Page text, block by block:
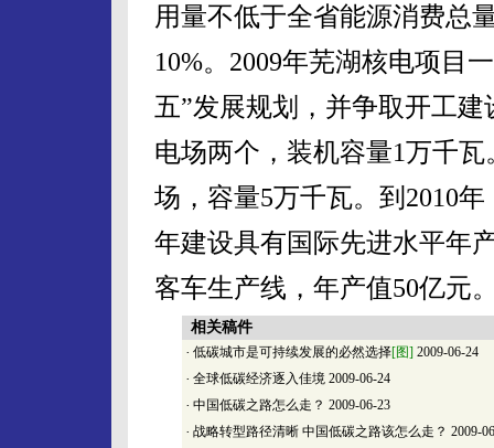
用量不低于全省能源消费总
10%。2009年芜湖核电项目
五”发展规划，并争取开工
电场两个，装机容量1万千
场，容量5万千瓦。到2010
年建设具有国际先进水平年
客车生产线，年产值50亿元
相关稿件
· 低碳城市是可持续发展的必然选择[图] 2009-06-24
· 全球低碳经济逐入佳境 2009-06-24
· 中国低碳之路怎么走？ 2009-06-23
· 战略转型路径清晰 中国低碳之路该怎么走？ 2009-